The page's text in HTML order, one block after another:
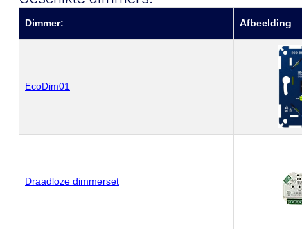
Dimmer: Afbeelding
EcoDim01
Draadloze dimmerset